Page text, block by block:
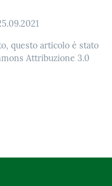
questo articolo è stato
Attribuzione 3.0